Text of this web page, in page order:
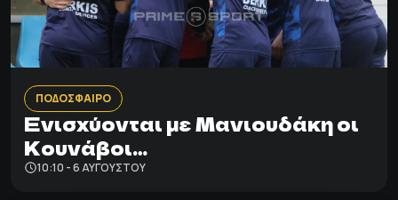
ΠΟΔΟΣΦΑΙΡΟ
Ενισχύονται με Μανιουδάκη οι
Κουνάβοι…
10:10 - 6 ΑΥΓΟΎΣΤΟΥ